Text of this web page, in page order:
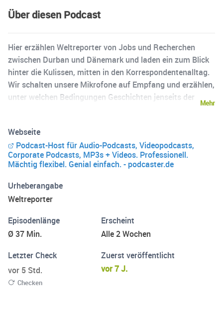
Über diesen Podcast
Hier erzählen Weltreporter von Jobs und Recherchen
zwischen Durban und Dänemark und laden ein zum Blick
hinter die Kulissen, mitten in den Korrespondentenalltag.
Wir schalten unsere Mikrofone auf Empfang und erzählen,
unter welchen Bedingungen Geschichten jenseits der
Mehr
Webseite
Podcast-Host für Audio-Podcasts, Videopodcasts,
Corporate Podcasts, MP3s + Videos. Professionell.
Mächtig flexibel. Genial einfach. - podcaster.de
Urheberangabe
Weltreporter
Episodenlänge
Ø 37 Min.
Erscheint
Alle 2 Wochen
Letzter Check
vor 5 Std.
Checken
Zuerst veröffentlicht
vor 7 J.